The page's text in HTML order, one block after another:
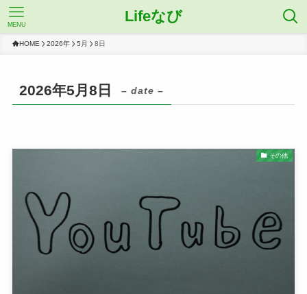
Lifeなび
MENU
HOME 2026年 5月 8日
2026年5月8日 – date –
その他